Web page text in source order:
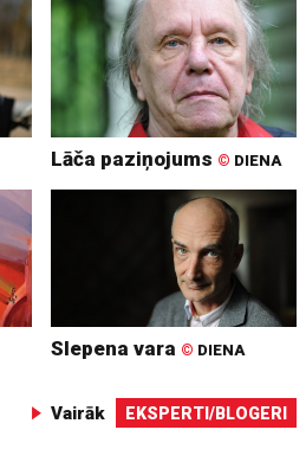
Lāča paziņojums © DIENA
Slepena vara © DIENA
Vairāk EKSPERTI/BLOGERI